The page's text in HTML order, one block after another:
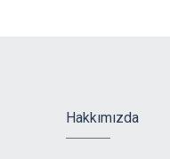
Hakkımızda